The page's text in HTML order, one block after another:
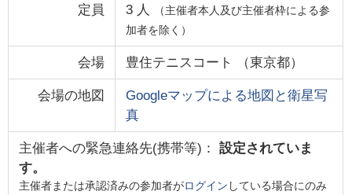
定員 3 人
（主催者本人及び主催者枠による参
加者を除く）
会場 豊住テニスコート （東京都）
会場の地図
Googleマップによる地図と衛星写
真
主催者への緊急連絡先(携帯等)： 設定されていま
す。
主催者または承認済みの参加者がログイン している場合にのみ